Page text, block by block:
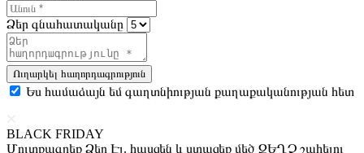
Ձեր գնահատականը
Ուղարկել հաղորդագրություն
Ես համաձայն եմ գաղտնիության քաղաքականության հետ
BLACK FRIDAY
Մուտքագրեք Ձեր Էլ. հասցեն և ստացեք մեծ ԶԵՂՉ շահելու